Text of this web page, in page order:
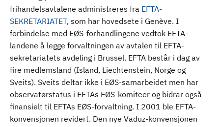
frihandelsavtalene administreres fra EFTA-
SEKRETARIATET, som har hovedsete i Genève. I
forbindelse med EØS-forhandlingene vedtok EFTA-
landene å legge forvaltningen av avtalen til EFTA-
sekretariatets avdeling i Brussel. EFTA består i dag av
fire medlemsland (Island, Liechtenstein, Norge og
Sveits). Sveits deltar ikke i EØS-samarbeidet men har
observatørstatus i EFTAs EØS-komiteer og bidrar også
finansielt til EFTAs EØS-forvaltning. I 2001 ble EFTA-
konvensjonen revidert. Den nye Vaduz-konvensjonen